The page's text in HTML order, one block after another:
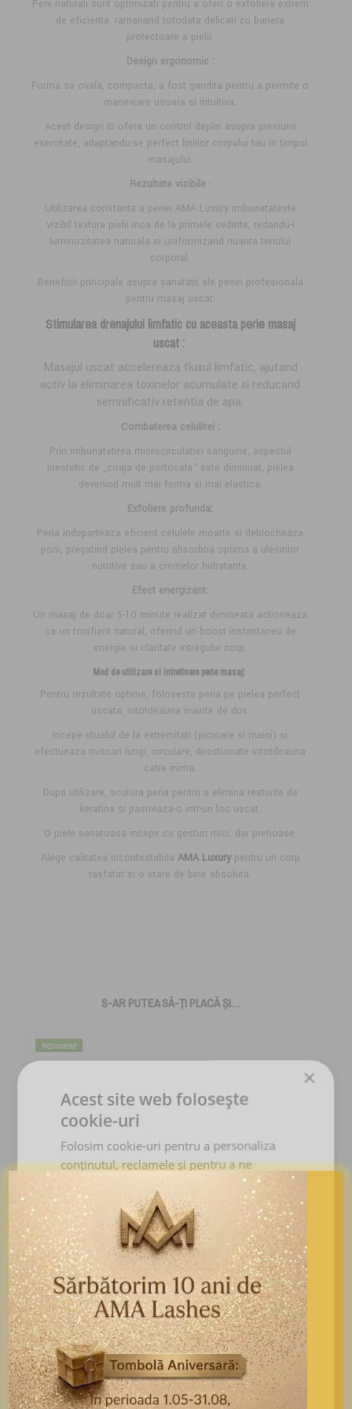
Perii naturali sunt optimizati pentru a oferi o exfoliere extrem
de eficienta, ramanand totodata delicati cu bariera
protectoare a pielii.
Design ergonomic :
Forma sa ovala, compacta, a fost gandita pentru a permite o
manevrare usoara si intuitiva.
Acest design iti ofera un control deplin asupra presiunii
exercitate, adaptandu-se perfect liniilor corpului tau in timpul
masajului.
Rezultate vizibile :
Utilizarea constanta a periei AMA Luxury imbunatateste
vizibil textura pielii inca de la primele sedinte, redandu-i
luminozitatea naturala si uniformizand nuanta tenului
corporal.
Beneficii principale asupra sanatatii ale periei profesionala
pentru masaj uscat:
Stimulareadrenajului limfatic cu aceasta perie masaj
uscat :
Masajul uscat accelereaza fluxul limfatic, ajutand
activ la eliminarea toxinelor acumulate si reducand
semnificativ retentia de apa.
Combaterea celulitei :
Prin imbunatatirea microcirculatiei sanguine, aspectul
inestetic de „coaja de portocala” este diminuat, pielea
devenind mult mai ferma si mai elastica.
Exfoliere profunda:
Peria indeparteaza eficient celulele moarte si deblocheaza
porii, pregatind pielea pentru absorbtia optima a uleiurilor
nutritive sau a cremelor hidratante.
Efect energizant:
Un masaj de doar 5-10 minute realizat dimineata actioneaza
ca un tonifiant natural, oferind un boost instantaneu de
energie si claritate intregului corp.
Mod de utilizare si intretinereperie masaj:
Pentru rezultate optime, foloseste peria pe pielea perfect
uscata, intotdeauna inainte de dus.
Incepe ritualul de la extremitati (picioare si maini) si
efectueaza miscari lungi, circulare, directionate intotdeauna
catre inima.
Dupa utilizare, scutura peria pentru a elimina resturile de
keratina si pastreaza-o intr-un loc uscat.
O piele sanatoasa incepe cu gesturi mici, dar pretioase.
Alege calitatea incontestabila AMA Luxurypentru un corp
rasfatat si o stare de bine absoluta.
S-AR PUTEA SĂ-ȚI PLACĂ ȘI…
REDUCERE
×
Acest site web folosește
cookie-uri
Folosim cookie-uri pentru a personaliza
conținutul, reclamele și pentru a ne
analiza traficul. De asemenea, împărtășim
informații despre utilizarea site-ului
nostru cu partenerii noștri de publicitate și
analiză, care le pot combina cu alte
informații pe care le-ați furnizat sau pe
care le-au colectat din utilizarea serviciilor
lor.Politica de confidențialitate
Strict
necesare
De
performanță
De targetare
De funcţionalitate